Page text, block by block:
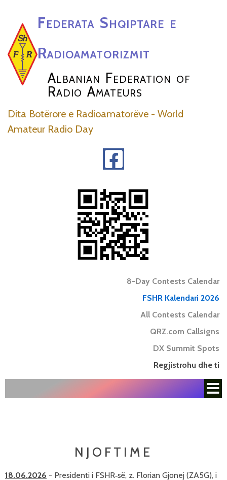
Federata Shqiptare e
Radioamatorizmit
Albanian Federation of
Radio Amateurs
Dita Botërore e Radioamatorëve - World
Amateur Radio Day
8-Day Contests Calendar
FSHR Kalendari 2026
All Contests Calendar
QRZ.com Callsigns
DX Summit Spots
Regjistrohu dhe ti
NJOFTIME
18.06.2026 - Presidenti i FSHR‑së, z. Florian Gjonej (ZA5G), i